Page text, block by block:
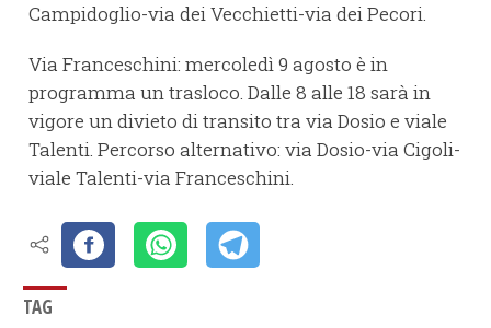
Campidoglio-via dei Vecchietti-via dei Pecori.
Via Franceschini: mercoledì 9 agosto è in
programma un trasloco. Dalle 8 alle 18 sarà in
vigore un divieto di transito tra via Dosio e viale
Talenti. Percorso alternativo: via Dosio-via Cigoli-
viale Talenti-via Franceschini.
TAG